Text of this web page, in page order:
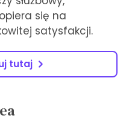
się na
satysfakcji.
tutaj